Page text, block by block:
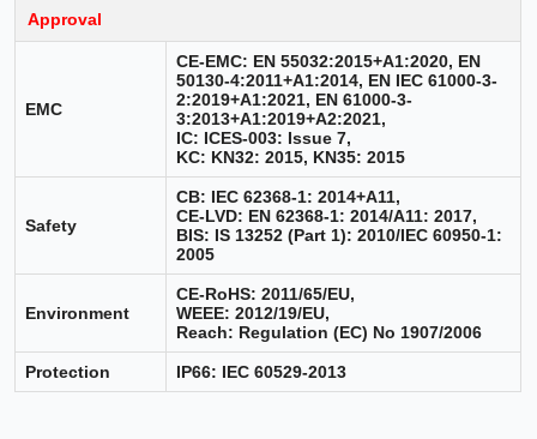
Approval
EMC
CE-EMC: EN 55032:2015+A1:2020, EN
50130-4:2011+A1:2014, EN IEC 61000-3-
2:2019+A1:2021, EN 61000-3-
3:2013+A1:2019+A2:2021,
IC: ICES-003: Issue 7,
KC: KN32: 2015, KN35: 2015
Safety
CB: IEC 62368-1: 2014+A11,
CE-LVD: EN 62368-1: 2014/A11: 2017,
BIS: IS 13252 (Part 1): 2010/IEC 60950-1:
2005
Environment
CE-RoHS: 2011/65/EU,
WEEE: 2012/19/EU,
Reach: Regulation (EC) No 1907/2006
Protection IP66: IEC 60529-2013